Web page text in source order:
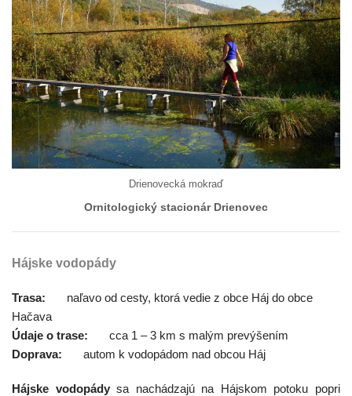
Drienovecká mokraď
Ornitologický stacionár Drienovec
Hájske vodopády
Trasa:
naľavo od cesty, ktorá vedie z obce Háj do obce
Hačava
Údaje o trase:
cca 1 – 3 km s malým prevýšením
Doprava:
autom k vodopádom nad obcou Háj
Hájske vodopádysa nachádzajú na Hájskom potoku popri